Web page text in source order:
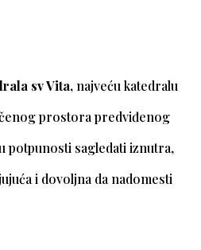
sv Vita, najveću katedralu
prostora predviđenog
potpunosti sagledati iznutra,
i dovoljna da nadomesti